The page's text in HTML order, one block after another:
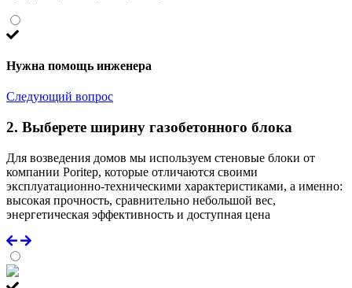
Нужна помощь инженера
Следующий вопрос
2. Выберете ширину газобетонного блока
Для возведения домов мы используем стеновые блоки от
компании Poritep, которые отличаются своими
эксплуатационно-техническими характеристиками, а именно:
высокая прочность, сравнительно небольшой вес,
энергетическая эффективность и доступная цена